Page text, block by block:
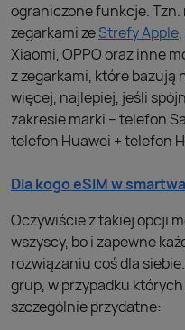
ograniczone funkcje. Tzn.
zegarkami zeStrefy Apple
Xiaomi, OPPO oraz inne
z zegarkami, które bazują
więcej, najlepiej, jeśli
zakresie marki – telefon
telefon Huawei + telefon
Dla kogo eSIM w
Oczywiście z takiej opcji
wszyscy, bo i zapewne
rozwiązaniu coś dla
grup, w przypadku
szczególnie przydatne: